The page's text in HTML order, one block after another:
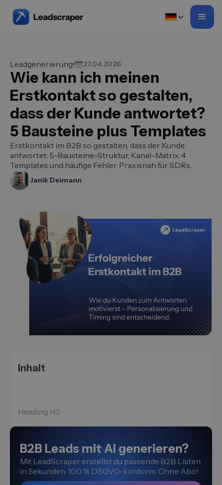
Leadgenerierung 27.04.2026
Wie kann ich meinen
Erstkontakt so gestalten,
dass der Kunde antwortet?
5 Bausteine plus Templates
Erstkontakt im B2B so gestalten, dass der Kunde
antwortet: 5-Bausteine-Struktur, Kanal-Matrix, 4
Templates und häufige Fehler. Praxisnah für SDRs.
Janik Deimann
Inhalt
Heading H2
B2B Leads mit AI generieren?
Mit LeadScraper erstellst du passende B2B Listen
in Sekunden. 100 % DSGVO-konform. Ohne Abo!